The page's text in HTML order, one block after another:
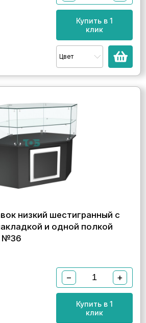
Купить в 1
клик
Цвет
низкий шестигранный с
и одной полкой
№36
− +
Купить в 1
клик